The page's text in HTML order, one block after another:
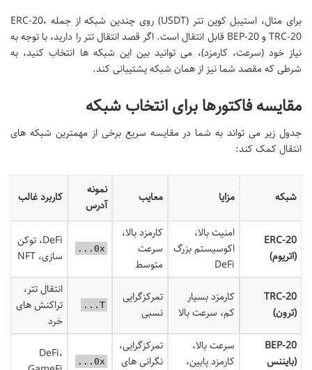
برای مثال، استیبل کوین تتر (USDT) روی چندین شبکه از جمله ERC-20،
TRC-20 و BEP-20 قابل انتقال است. اگر قصد انتقال تتر را دارید، با توجه به
نیاز خود (سرعت، کارمزد)، می توانید بین این شبکه ها انتخاب کنید، به
شرطی که مقصد شما نیز از همان شبکه پشتیبانی کند.
مقایسه فاکتورها برای انتخاب شبکه
جدول زیر می تواند به شما در مقایسه سریع برخی از مهمترین شبکه های
انتقال کمک کند:
شبکه مزایا معایب
نمونه
آدرس
کاربرد غالب
ERC-20
(اتریوم)
امنیت بالا،
اکوسیستم بزرگ
DeFi
کارمزد بالا،
سرعت
متوسط
0x...
DeFi، توکن
سازی، NFT
TRC-20
(ترون)
کارمزد بسیار
کم، سرعت بالا
تمرکزگرایی
نسبی
T...
انتقال تتر،
تراکنش های
خرد
BEP-20
(بایننس
سرعت بالا،
کارمزد پایین،
تمرکزگرایی،
نگرانی های
0x...
DeFi،